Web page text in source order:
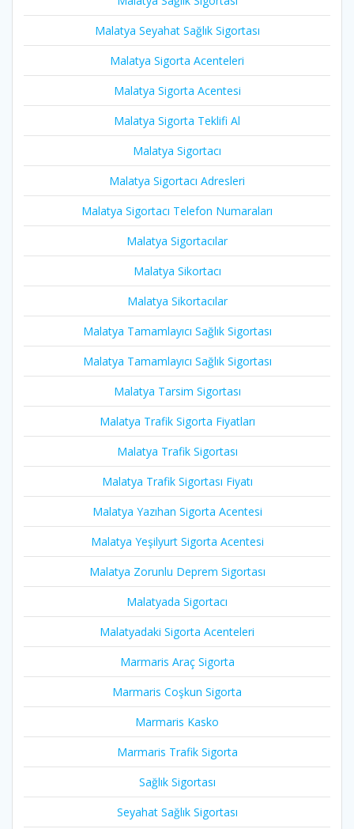
Malatya Seyahat Sağlık Sigortası
Malatya Sigorta Acenteleri
Malatya Sigorta Acentesi
Malatya Sigorta Teklifi Al
Malatya Sigortacı
Malatya Sigortacı Adresleri
Malatya Sigortacı Telefon Numaraları
Malatya Sigortacılar
Malatya Sikortacı
Malatya Sikortacılar
Malatya Tamamlayıcı Sağlık Sigortası
Malatya Tamamlayıcı Sağlık Sigortası
Malatya Tarsim Sigortası
Malatya Trafik Sigorta Fiyatları
Malatya Trafik Sigortası
Malatya Trafik Sigortası Fiyatı
Malatya Yazıhan Sigorta Acentesi
Malatya Yeşilyurt Sigorta Acentesi
Malatya Zorunlu Deprem Sigortası
Malatyada Sigortacı
Malatyadaki Sigorta Acenteleri
Marmaris Araç Sigorta
Marmaris Coşkun Sigorta
Marmaris Kasko
Marmaris Trafik Sigorta
Sağlık Sigortası
Seyahat Sağlık Sigortası